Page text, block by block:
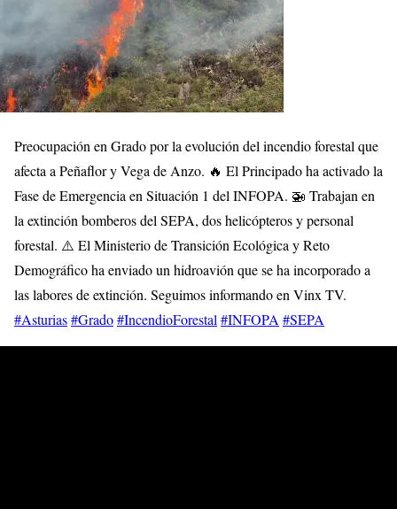
Preocupación en Grado por la evolución del incendio forestal que
afecta a Peñaflor y Vega de Anzo. 🔥 El Principado ha activado la
Fase de Emergencia en Situación 1 del INFOPA. 🚁 Trabajan en
la extinción bomberos del SEPA, dos helicópteros y personal
forestal. ⚠️ El Ministerio de Transición Ecológica y Reto
Demográfico ha enviado un hidroavión que se ha incorporado a
las labores de extinción. Seguimos informando en Vinx TV.
#Asturias#Grado#IncendioForestal #INFOPA #SEPA